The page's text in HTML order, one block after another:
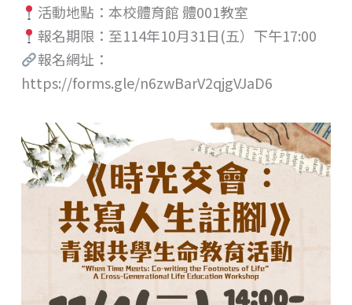
活動地點：本校體育館 體001教室
報名期限：至114年10月31日(五）下午17:00
報名網址：
https://forms.gle/n6zwBarV2qjgVJaD6